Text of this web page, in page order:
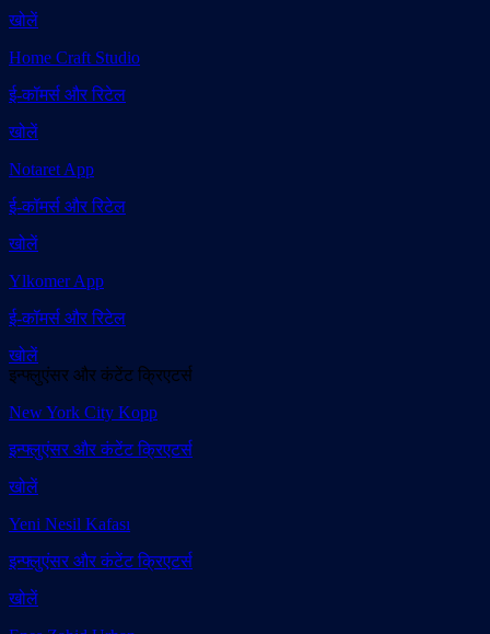
खोलें
Home Craft Studio
ई-कॉमर्स और रिटेल
खोलें
Notaret App
ई-कॉमर्स और रिटेल
खोलें
Ylkomer App
ई-कॉमर्स और रिटेल
खोलें
इन्फ्लुएंसर और कंटेंट क्रिएटर्स
New York City Kopp
इन्फ्लुएंसर और कंटेंट क्रिएटर्स
खोलें
Yeni Nesil Kafası
इन्फ्लुएंसर और कंटेंट क्रिएटर्स
खोलें